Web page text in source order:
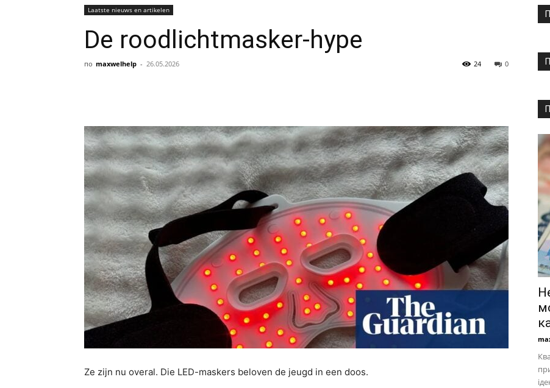
Laatste nieuws en artikelen
De roodlichtmasker-hype
по maxwelhelp - 26.05.2026 0
24
Ze zijn nu overal. Die LED-maskers beloven de jeugd in een doos.